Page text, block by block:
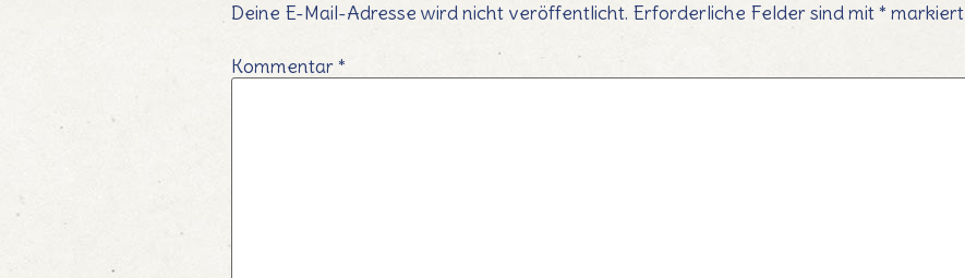
Deine E-Mail-Adresse wird nicht veröffentlicht. Erforderliche Felder sind mit* markiert
Kommentar*